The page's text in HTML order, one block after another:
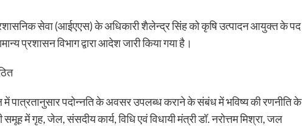
प्रशासनिक सेवा (आईएएस) के अधिकारी शैलेन्द्र सिंह को कृषि उत्पादन आयुक्त के पद
प्रशासन विभाग द्वारा आदेश जारी किया गया है।
पदोन्नति के अवसर उपलब्ध कराने के संबंध में भविष्य की रणनीति के
में गृह, जेल, संसदीय कार्य, विधि एवं विधायी मंत्री डॉ. नरोत्तम मिश्रा, जल